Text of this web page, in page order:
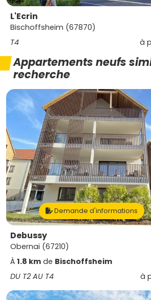
L'Ecrin
Bischoffsheim (67870)
T4
à
Appartements neufs
recherche
Demande d'informations
Debussy
Obernai (67210)
À 1.8 km de Bischoffsheim
DU T2 AU T4
à